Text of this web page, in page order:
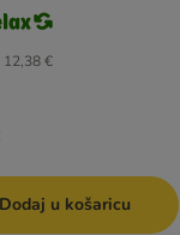
12,38 €
Dodaj u košaricu